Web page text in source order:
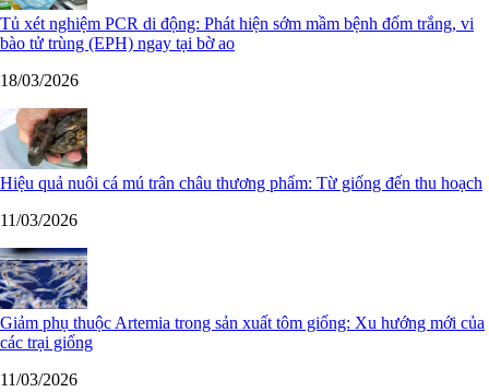
Tủ xét nghiệm PCR di động: Phát hiện sớm mầm bệnh đốm trắng, vi
bào tử trùng (EPH) ngay tại bờ ao
18/03/2026
Hiệu quả nuôi cá mú trân châu thương phẩm: Từ giống đến thu hoạch
11/03/2026
Giảm phụ thuộc Artemia trong sản xuất tôm giống: Xu hướng mới của
các trại giống
11/03/2026